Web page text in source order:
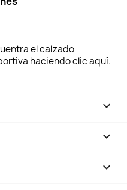
el calzado
haciendo clic aquí.


